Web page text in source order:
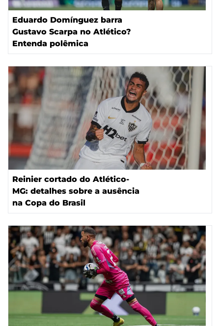
Eduardo Domínguez barra
Gustavo Scarpa no Atlético?
Entenda polêmica
Reinier cortado do Atlético-
MG: detalhes sobre a ausência
na Copa do Brasil